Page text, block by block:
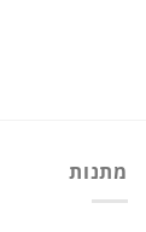
מתנות